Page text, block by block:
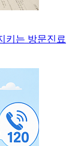
키는 방문진료